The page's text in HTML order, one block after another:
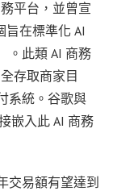
平台，並曾宣
旨在標準化 AI
。此類 AI 商務
存取商家目
系統。谷歌與
嵌入此 AI 商務
交易額有望達到